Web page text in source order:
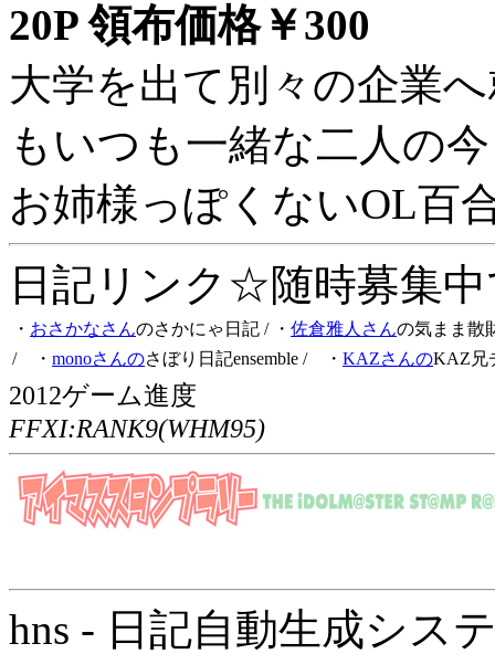
20P 領布価格￥300
大学を出て別々の企業
もいつも一緒な二人の
お姉様っぽくないOL百
日記リンク☆随時募集
・ おさかなさんのさかにゃ日記 / ・ 佐倉雅人さんの気まま散
/ ・ monoさんのさぼり日記ensemble / ・ KAZさんのKAZ兄
2012ゲーム進度
FFXI:RANK9(WHM95)
hns - 日記自動生成シス